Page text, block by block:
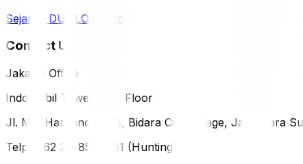
Sejarah DUNLOP Karir
Contact Us
Jakarta Office
Indomobil Tower, 12th Floor
Jl. MT. Haryono Lot 8, Bidara Cina Village, Jatinegara
Telp (+62 21) 851-2561 (Hunting)